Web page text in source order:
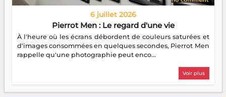
6 juillet 2026
Pierrot Men : Le regard d'une vie
À l'heure où les écrans débordent de couleurs saturées et
d'images consommées en quelques secondes, Pierrot Men
rappelle qu'une photographie peut enco...
Voir plus